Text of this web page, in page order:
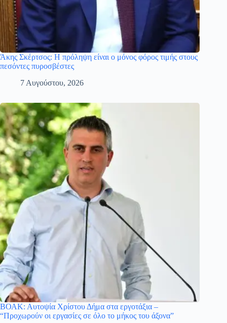
Άκης Σκέρτσος: Η πρόληψη είναι ο μόνος φόρος τιμής στους
πεσόντες πυροσβέστες
7 Αυγούστου, 2026
ΒΟΑΚ: Αυτοψία Χρίστου Δήμα στα εργοτάξια –
“Προχωρούν οι εργασίες σε όλο το μήκος του άξονα”